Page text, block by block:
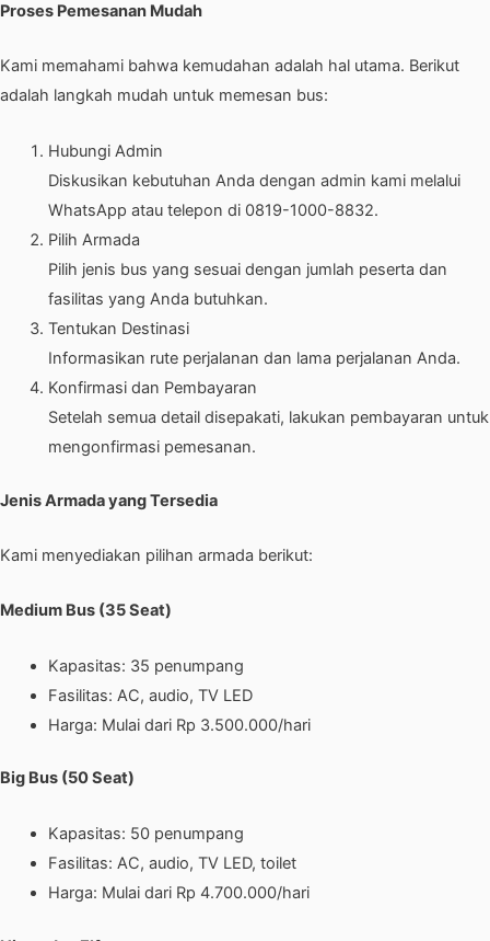
Proses Pemesanan Mudah
Kami memahami bahwa kemudahan adalah hal utama. Berikut
adalah langkah mudah untuk memesan bus:
Hubungi Admin
Diskusikan kebutuhan Anda dengan admin kami melalui
WhatsApp atau telepon di 0819-1000-8832.
Pilih Armada
Pilih jenis bus yang sesuai dengan jumlah peserta dan
fasilitas yang Anda butuhkan.
Tentukan Destinasi
Informasikan rute perjalanan dan lama perjalanan Anda.
Konfirmasi dan Pembayaran
Setelah semua detail disepakati, lakukan pembayaran untuk
mengonfirmasi pemesanan.
Jenis Armada yang Tersedia
Kami menyediakan pilihan armada berikut:
Medium Bus (35 Seat)
Kapasitas: 35 penumpang
Fasilitas: AC, audio, TV LED
Harga: Mulai dari Rp 3.500.000/hari
Big Bus (50 Seat)
Kapasitas: 50 penumpang
Fasilitas: AC, audio, TV LED, toilet
Harga: Mulai dari Rp 4.700.000/hari